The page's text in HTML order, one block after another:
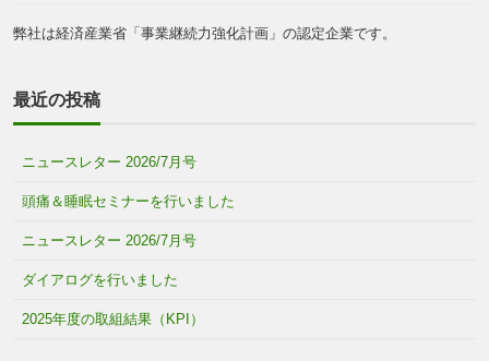
弊社は経済産業省「事業継続力強化計画」の認定企業です。
最近の投稿
ニュースレター 2026/7月号
頭痛＆睡眠セミナーを行いました
ニュースレター 2026/7月号
ダイアログを行いました
2025年度の取組結果（KPI）